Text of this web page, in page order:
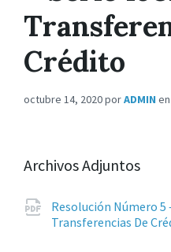
Crédito
octubre 14, 2020porADMIN en
Archivos Adjuntos
Resolución Número 5
Transferencias De